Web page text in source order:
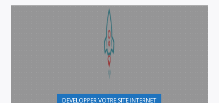
DEVELOPPER VOTRE SITE INTERNET